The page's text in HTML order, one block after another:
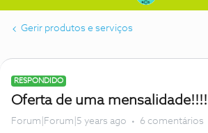
Gerir produtos e serviços
RESPONDIDO
Oferta de uma mensalidade!!!!
Forum|Forum|5 years ago 6 comentários